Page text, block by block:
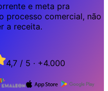
e meta pra
processo comercial, não
a receita.
4,7 / 5 · +4.000